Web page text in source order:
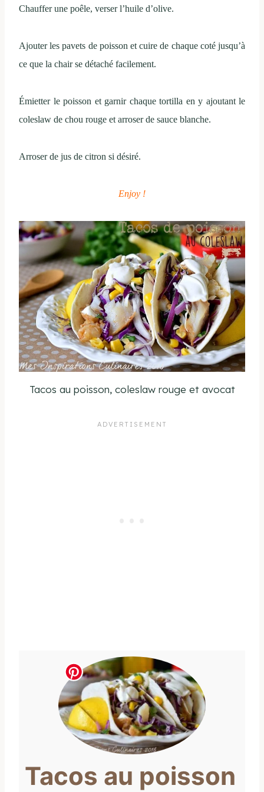
Chauffer une poêle, verser l’huile d’olive.
Ajouter les pavets de poisson et cuire de chaque coté jusqu’à
ce que la chair se détaché facilement.
Émietter le poisson et garnir chaque tortilla en y ajoutant le
coleslaw de chou rouge et arroser de sauce blanche.
Arroser de jus de citron si désiré.
Enjoy !
Tacos au poisson, coleslaw rouge et avocat
Tacos au poisson